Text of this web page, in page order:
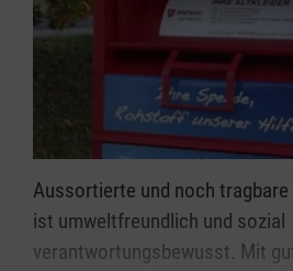
Aussortierte und noch tragbare
ist umweltfreundlich und sozial
verantwortungsbewusst. Mit